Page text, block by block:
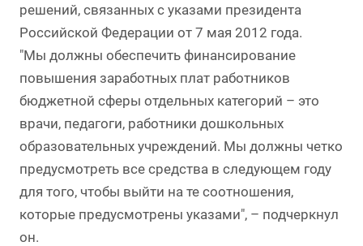
решений, связанных с указами президента
Российской Федерации от 7 мая 2012 года.
"Мы должны обеспечить финансирование
повышения заработных плат работников
бюджетной сферы отдельных категорий – это
врачи, педагоги, работники дошкольных
образовательных учреждений. Мы должны четко
предусмотреть все средства в следующем году
для того, чтобы выйти на те соотношения,
которые предусмотрены указами", – подчеркнул
он.